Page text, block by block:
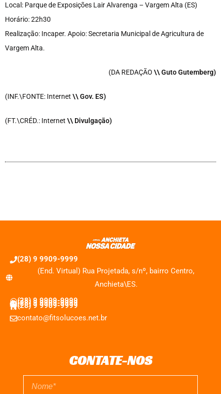
Local: Parque de Exposições Lair Alvarenga – Vargem Alta (ES)
Horário: 22h30
Realização: Incaper. Apoio: Secretaria Municipal de Agricultura de
Vargem Alta.
(DA REDAÇÃO \\ Guto Gutemberg)
(INF.\FONTE: Internet \\ Gov. ES)
(FT.\CRÉD.: Internet \\ Divulgação)
(28) 9 9909-9999
(End. Virtual) Rua Projetada, s/nº, bairro Centro,
Anchieta\ES.
(28) 9 9909-9999
(28) 9 9909-9999
(28) 9 9909-9999
contato@fitsolucoes.net.br
CONTATE-NOS